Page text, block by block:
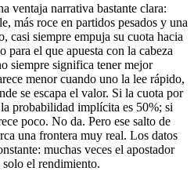
ventaja narrativa bastante clara:
más roce en partidos pesados y una
casi siempre empuja su cuota hacia
el que apuesta con la cabeza
siempre significa tener mejor
menor cuando uno la lee rápido,
se escapa el valor. Si la cuota por
probabilidad implícita es 50%; si
poco. No da. Pero ese salto de
una frontera muy real. Los datos
muchas veces el apostador
el rendimiento.